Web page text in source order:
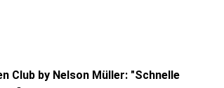
Club by Nelson Müller: "Schnelle